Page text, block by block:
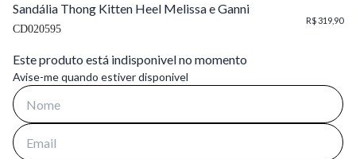
Sandália Thong Kitten Heel Melissa e Ganni
CD020595
R$ 319,90
Este produto está indisponivel no momento
Avise-me quando estiver disponivel